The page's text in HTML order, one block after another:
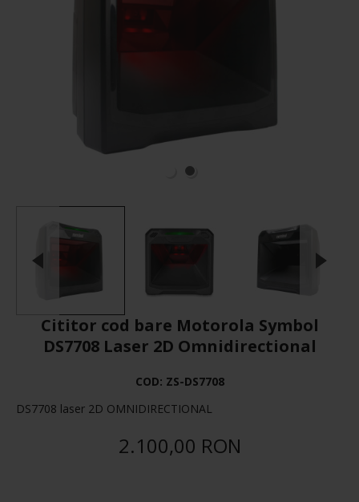
Cititor cod bare Motorola Symbol
DS7708 Laser 2D Omnidirectional
COD: ZS-DS7708
DS7708 laser 2D OMNIDIRECTIONAL
2.100,00 RON